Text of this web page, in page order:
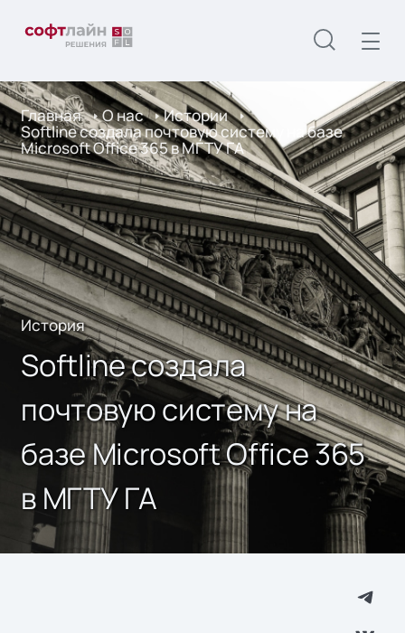
Главная О нас Истории
Softline создала почтовую систему на базе
Microsoft Office 365 в МГТУ ГА
История
Softline создала
почтовую систему на
базе Microsoft Office 365
в МГТУ ГА